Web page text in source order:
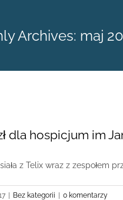
Archives: maj
dla hospicjum im
z Telix wraz z zespołem
Bez kategorii 0 komentarzy